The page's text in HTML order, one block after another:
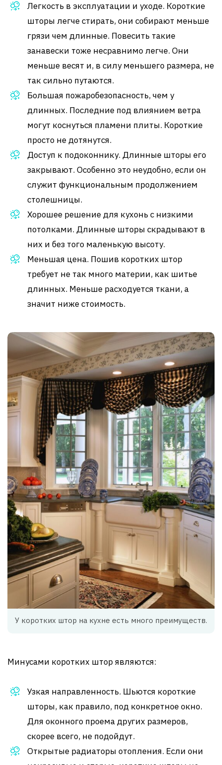
Легкость в эксплуатации и уходе. Короткие
шторы легче стирать, они собирают меньше
грязи чем длинные. Повесить такие
занавески тоже несравнимо легче. Они
меньше весят и, в силу меньшего размера, не
так сильно путаются.
Большая пожаробезопасность, чем у
длинных. Последние под влиянием ветра
могут коснуться пламени плиты. Короткие
просто не дотянутся.
Доступ к подоконнику. Длинные шторы его
закрывают. Особенно это неудобно, если он
служит функциональным продолжением
столешницы.
Хорошее решение для кухонь с низкими
потолками. Длинные шторы скрадывают в
них и без того маленькую высоту.
Меньшая цена. Пошив коротких штор
требует не так много материи, как шитье
длинных. Меньше расходуется ткани, а
значит ниже стоимость.
У коротких штор на кухне есть много преимуществ.
Минусами коротких штор являются:
Узкая направленность. Шьются короткие
шторы, как правило, под конкретное окно.
Для оконного проема других размеров,
скорее всего, не подойдут.
Открытые радиаторы отопления. Если они